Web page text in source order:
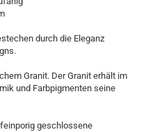
durch die Eleganz
Granit. Der Granit erhält im
und Farbpigmenten seine
geschlossene